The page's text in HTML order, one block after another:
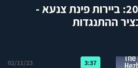
הכנס השנתי 2025: ביירות פינת צנעא -
ההתנגדות
3:37
02/11/23